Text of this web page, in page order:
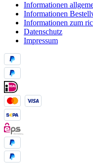
Informationen
Informationen
Informationen zum
Datenschutz
Impressum